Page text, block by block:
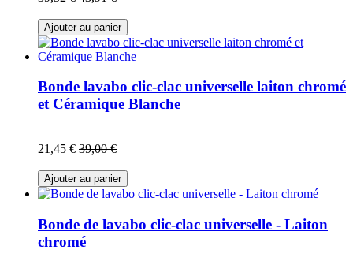
Ajouter au panier
Bonde lavabo clic-clac universelle laiton chromé
et Céramique Blanche
21,45 € 39,00 €
Ajouter au panier
Bonde de lavabo clic-clac universelle - Laiton
chromé